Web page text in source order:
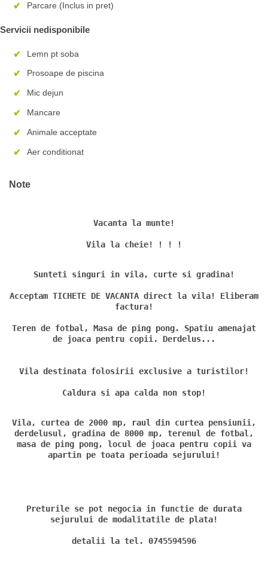
Parcare (Inclus in pret)
Servicii nedisponibile
Lemn pt soba
Prosoape de piscina
Mic dejun
Mancare
Animale acceptate
Aer conditionat
Note
Vacanta la munte!
Vila la cheie! ! ! !
Sunteti singuri in vila, curte si gradina!
Acceptam TICHETE DE VACANTA direct la vila! Eliberam
factura!
Teren de fotbal, Masa de ping pong. Spatiu amenajat
de joaca pentru copii. Derdelus...
Vila destinata folosirii exclusive a turistilor!
Caldura si apa calda non stop!
Vila, curtea de 2000 mp, raul din curtea pensiunii,
derdelusul, gradina de 8000 mp, terenul de fotbal,
masa de ping pong, locul de joaca pentru copii va
apartin pe toata perioada sejurului!
Preturile se pot negocia in functie de durata
sejurului de modalitatile de plata!
detalii la tel. 0745594596